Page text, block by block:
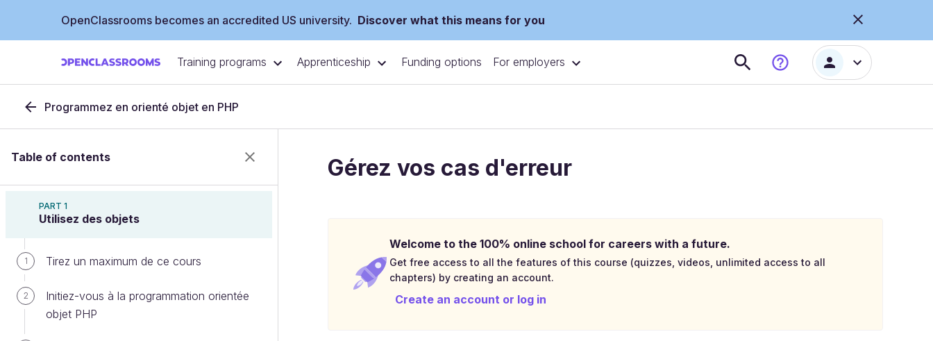
OpenClassrooms becomes an accredited US university. Discover what this means for you
Training programs Apprenticeship Funding options For employers
Programmez en orienté objet en PHP
Table of contents
PART 1
Utilisez des objets
1 Tirez un maximum de ce cours
2
Initiez-vous à la programmation orientée
objet PHP
Gérez vos cas d'erreur
Welcome to the 100% online school for careers with a future.
Get free access to all the features of this course (quizzes, videos, unlimited access to all
chapters) by creating an account.
Create an account or log in